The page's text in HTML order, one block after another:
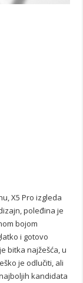
X5 Pro izgleda
poleđina je
bojom
i gotovo
bitka najžešća, u
je odlučiti, ali
kandidata